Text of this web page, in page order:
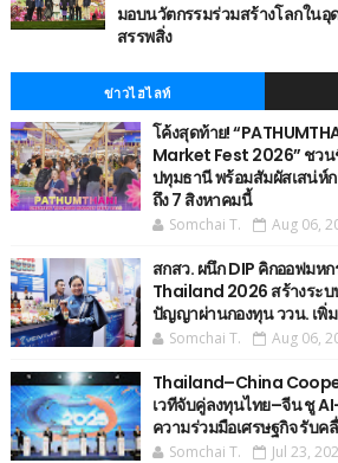
มอบนวัตกรรมร่วมสร้างโลกใน
สรรพสิ่ง
ข่าวไฮไลท์
โค้งสุดท้าย!
Market Fest 2026” ชวน
ปทุมธานี พร้อมสัมผัสเสน่ห์ก
ถึง 7 สิงหาคมนี้
Somchai T. Aug 06,
สกสว. ผนึก DIP คิกออฟมห
Thailand 2026 สร้างระ
ปัญญาผ่านกองทุน ววน. เพิ่
Somchai T. Aug 06,
Thailand–China
เวทีจับคู่ลงทุนไทย–จีน ชู
ความร่วมมือเศรษฐกิจ รับ
Somchai T. Jul 23,